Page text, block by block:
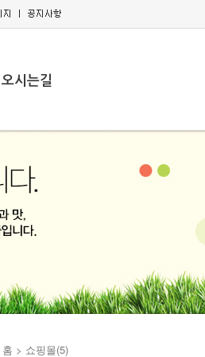
오시는길
홈 > 쇼핑몰(5)